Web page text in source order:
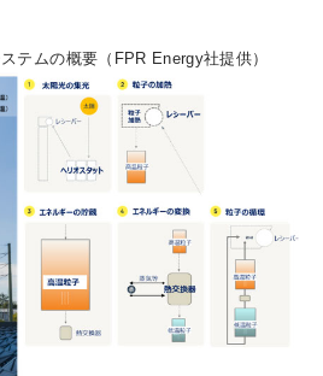
テムの概要（FPR Energy社提供）